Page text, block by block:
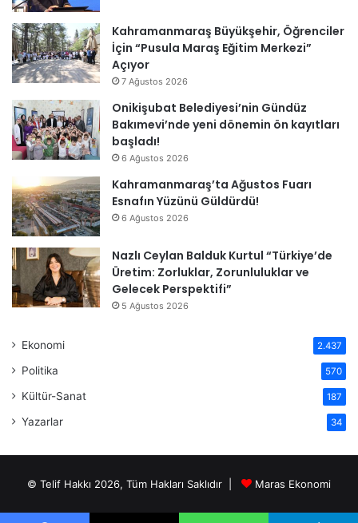
Kahramanmaraş Büyükşehir, Öğrenciler
İçin “Pusula Maraş Eğitim Merkezi”
Açıyor
7 Ağustos 2026
Onikişubat Belediyesi’nin Gündüz
Bakımevi’nde yeni dönemin ön kayıtları
başladı!
6 Ağustos 2026
Kahramanmaraş’ta Ağustos Fuarı
Esnafın Yüzünü Güldürdü!
6 Ağustos 2026
Nazlı Ceylan Balduk Kurtul “Türkiye’de
Üretim: Zorluklar, Zorunluluklar ve
Gelecek Perspektifi”
5 Ağustos 2026
Ekonomi 2.437
Politika 570
Kültür-Sanat 187
Yazarlar 34
© Telif Hakkı 2026, Tüm Hakları Saklıdır | Maras Ekonomi